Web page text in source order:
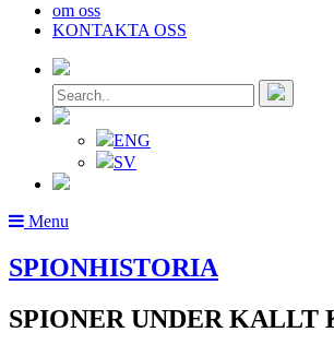
om oss
KONTAKTA OSS
ENG
SV
Menu
SPIONHISTORIA
SPIONER UNDER KALLT